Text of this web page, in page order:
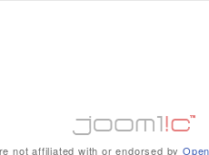
not affiliated with or endorsed by